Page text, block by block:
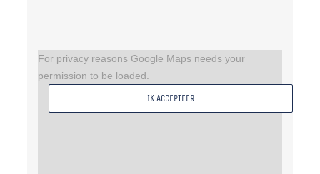
For privacy reasons Google Maps needs your
permission to be loaded.
IK ACCEPTEER